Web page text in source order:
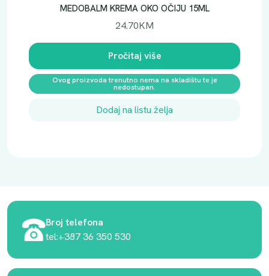
MEDOBALM KREMA OKO OČIJU 15ML
24.70KM
Pročitaj više
Ovog proizvoda trenutno nema na skladištu te je
nedostupan.
Dodaj na listu želja
Broj telefona
tel:+387 36 350 530